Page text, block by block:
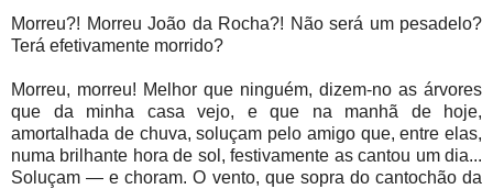
Morreu?! Morreu João da Rocha?! Não será um pesadelo?
Terá efetivamente morrido?
Morreu, morreu! Melhor que ninguém, dizem-no as árvores
que da minha casa vejo, e que na manhã de hoje,
amortalhada de chuva, soluçam pelo amigo que, entre elas,
numa brilhante hora de sol, festivamente as cantou um dia...
Soluçam — e choram. O vento, que sopra do cantochão da